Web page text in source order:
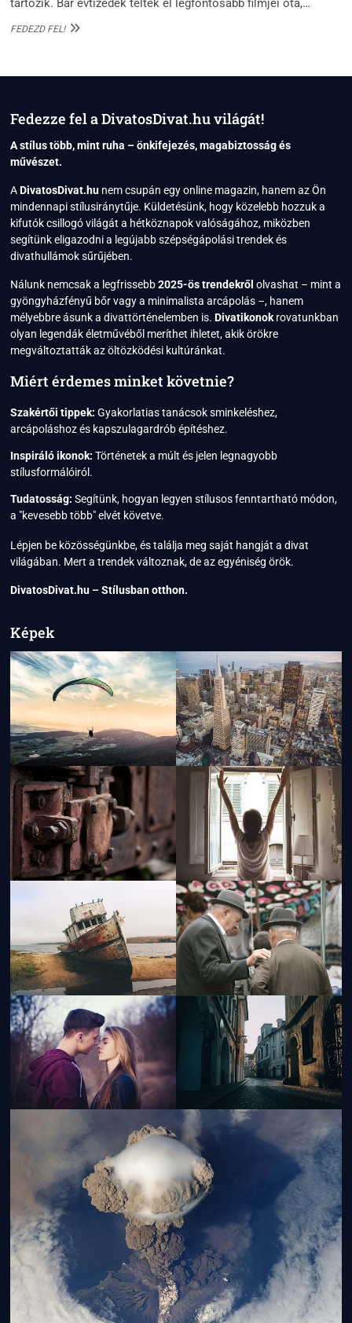
tartozik. Bár évtizedek teltek el legfontosabb filmjei óta,…
FEDEZD FEL!AUDREY
„LITTLE
BLACK
DRESS”
Fedezze fel a DivatosDivat.hu világát!
A stílus több, mint ruha – önkifejezés, magabiztosság és
művészet.
ADivatosDivat.hu nem csupán egy online magazin, hanem az Ön
mindennapi stílusiránytűje. Küldetésünk, hogy közelebb hozzuk a
kifutók csillogó világát a hétköznapok valóságához, miközben
segítünk eligazodni a legújabb szépségápolási trendek és
divathullámok sűrűjében.
Nálunk nemcsak a legfrissebb2025-ös trendekről olvashat – mint a
gyöngyházfényű bőr vagy a minimalista arcápolás –, hanem
mélyebbre ásunk a divattörténelemben is.Divatikonok rovatunkban
olyan legendák életművéből meríthet ihletet, akik örökre
megváltoztatták az öltözködési kultúránkat.
Miért érdemes minket követnie?
Szakértői tippek: Gyakorlatias tanácsok sminkeléshez,
arcápoláshoz és kapszulagardrób építéshez.
Inspiráló ikonok: Történetek a múlt és jelen legnagyobb
stílusformálóiról.
Tudatosság: Segítünk, hogyan legyen stílusos fenntartható módon,
a "kevesebb több" elvét követve.
Lépjen be közösségünkbe, és találja meg saját hangját a divat
világában. Mert a trendek változnak, de az egyéniség örök.
DivatosDivat.hu – Stílusban otthon.
Képek